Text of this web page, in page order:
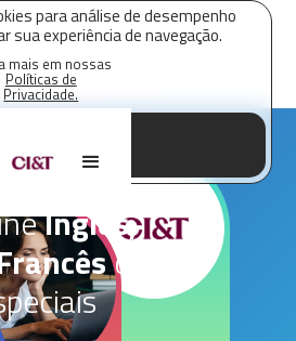
para análise de desempenho
sua experiência de navegação.
mais em nossas
Políticas de
Privacidade.
CI&T
Inglês,
com